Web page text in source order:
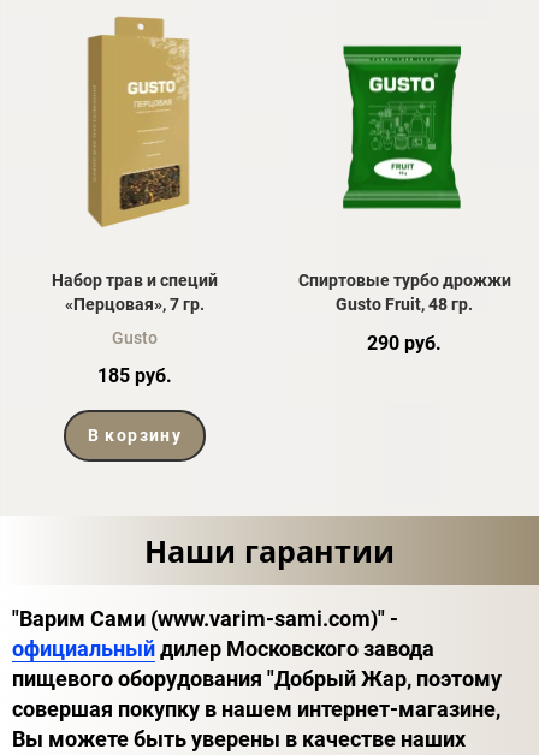
Набор трав и специй
«Перцовая», 7 гр.
Gusto
185 руб.
В корзину
Спиртовые турбо дрожжи
Gusto Fruit, 48 гр.
290 руб.
Наши гарантии
"Варим Сами (www.varim-sami.com)" -
официальныйдилер Московского завода
пищевого оборудования "Добрый Жар, поэтому
совершая покупку в нашем интернет-магазине,
Вы можете быть уверены в качестве наших